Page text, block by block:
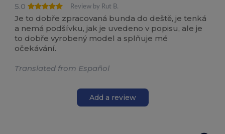
5.0
Review by Rut B.
Je to dobře zpracovaná bunda do deště, je tenká
a nemá podšívku, jak je uvedeno v popisu, ale je
to dobře vyrobený model a splňuje mé
očekávání.
Translated from Español
Add a review